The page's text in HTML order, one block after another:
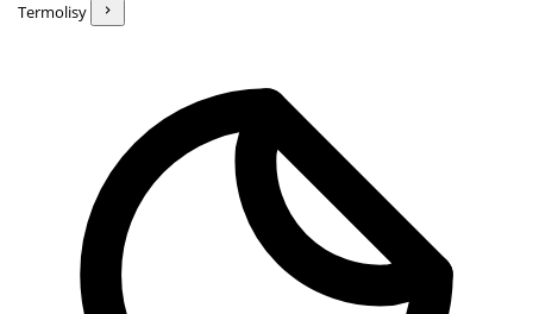
Termolisy